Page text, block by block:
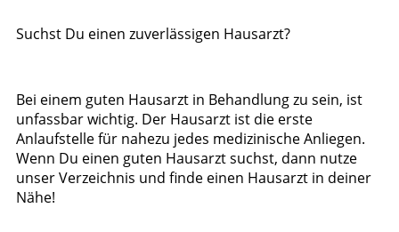
Suchst Du einen zuverlässigen Hausarzt?
Bei einem guten Hausarzt in Behandlung zu sein, ist
unfassbar wichtig. Der Hausarzt ist die erste
Anlaufstelle für nahezu jedes medizinische Anliegen.
Wenn Du einen guten Hausarzt suchst, dann nutze
unser Verzeichnis und finde einen Hausarzt in deiner
Nähe!